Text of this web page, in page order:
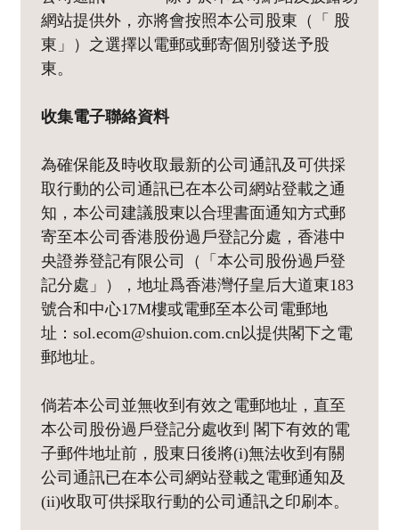
網站提供外，亦將會按照本公司股東（「 股
東」）之選擇以電郵或郵寄個別發送予股
東。
收集電子聯絡資料
為確保能及時收取最新的公司通訊及可供採
取行動的公司通訊已在本公司網站登載之通
知，本公司建議股東以合理書面通知方式郵
寄至本公司香港股份過戶登記分處，香港中
央證券登記有限公司（「本公司股份過戶登
記分處」），地址爲香港灣仔皇后大道東183
號合和中心17M樓或電郵至本公司電郵地
址：sol.ecom@shuion.com.cn以提供閣下之電
郵地址。
倘若本公司並無收到有效之電郵地址，直至
本公司股份過戶登記分處收到 閣下有效的電
子郵件地址前，股東日後將(i)無法收到有關
公司通訊已在本公司網站登載之電郵通知及
(ii)收取可供採取行動的公司通訊之印刷本。